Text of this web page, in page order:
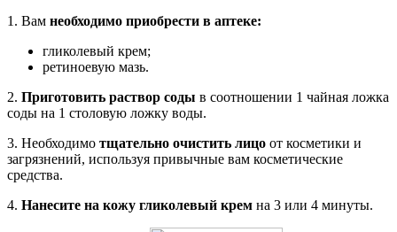
1. Вам необходимо приобрести в аптеке:
гликолевый крем;
ретиноевую мазь.
2. Приготовить раствор соды в соотношении 1 чайная ложка
соды на 1 столовую ложку воды.
3. Необходимо тщательно очистить лицо от косметики и
загрязнений, используя привычные вам косметические
средства.
4. Нанесите на кожу гликолевый крем на 3 или 4 минуты.